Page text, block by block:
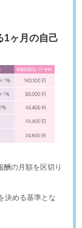
1ヶ月の自己
の月額を区切り
める基準とな